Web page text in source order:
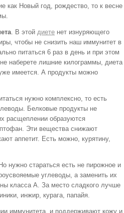
как Новый год, рождество, то к весне
. В этой диете нет изнуряющего
чтобы не снизить наш иммунитет в
питаться 6 раз в день и при этом
наберете лишние килограммы, диета
имеется. А продукты можно
нужно комплексно, то есть
Белковые продукты не
расщеплении образуются
Эти вещества снижают
аппетит. Есть можно, курятину,
нужно стараться есть не пирожное и
углеводы, а заменить их
класса А. За место сладкого лучше
инжир, курага, папайя.
иммунитета, и поддерживают кожу и